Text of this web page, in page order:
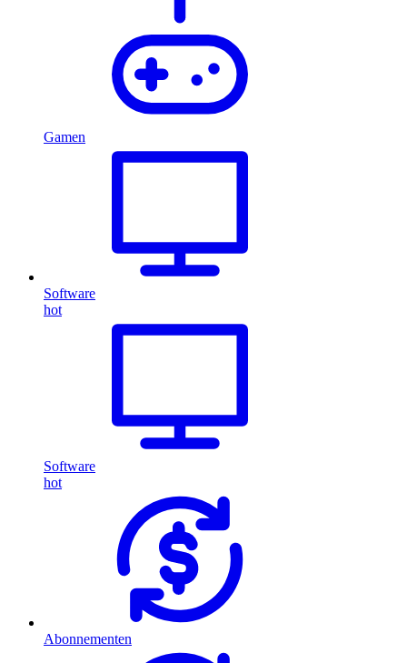
Gamen
Software
hot
Software
hot
Abonnementen